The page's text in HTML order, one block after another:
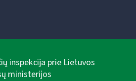
inspekcija prie Lietuvos
ministerijos